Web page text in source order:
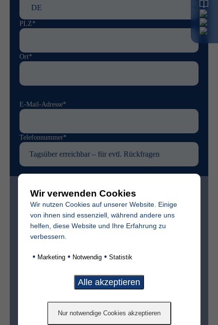
PLZ*
Ort*
E-Mail-Adresse*
Telefonnummer*
Zur bestmöglichen Vorbereitung benötigen wir
folgende (freiwillige) Angaben:
Vollständiger Name des Verstorbenen
Ist der Friedhof im selben Ort?*
nein
Wir verwenden Cookies
Wir nutzen Cookies auf unserer Website. Einige
von ihnen sind essenziell, während andere uns
helfen, diese Website und Ihre Erfahrung zu
verbessern.
• Marketing • Notwendig • Statistik